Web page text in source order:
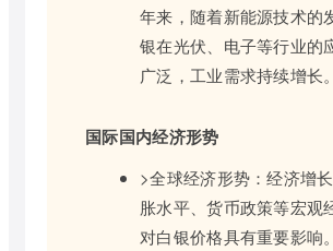
年来，随着新能源技术的
银在光伏、电子等行业的
广泛，工业需求持续增长。
国际国内经济形势
>全球经济形势：经济增
胀水平、货币政策等宏观
对白银价格具有重要影响